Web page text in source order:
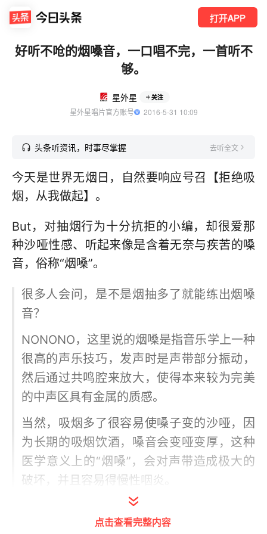
打开APP
好听不呛的烟嗓音，一口唱不完，一首听不
够。
星外星 关注
星外星唱片官方账号
  2016-5-31 10:09
头条听资讯，时事尽掌握 去听全文
今天是世界无烟日，自然要响应号召【拒绝吸
烟，从我做起】。
But，对抽烟行为十分抗拒的小编，却很爱那
种沙哑性感、听起来像是含着无奈与疾苦的嗓
音，俗称“烟嗓”。
很多人会问，是不是烟抽多了就能练出烟嗓
音？
NONONO，这里说的烟嗓是指音乐学上一种
很高的声乐技巧，发声时是声带部分振动，
然后通过共鸣腔来放大，使得本来较为完美
的中声区具有金属的质感。
当然，吸烟多了很容易使嗓子变的沙哑，因
为长期的吸烟饮酒，嗓音会变哑变厚，这种
医学意义上的“烟嗓”，会对声带造成极大的
破坏，并且容易得慢性咽炎。
所以，小编还是要高举【拒绝吸烟】的大
点击查看完整内容